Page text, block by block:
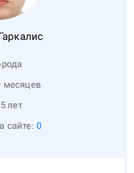
месяцев
5лет
сайте: 0